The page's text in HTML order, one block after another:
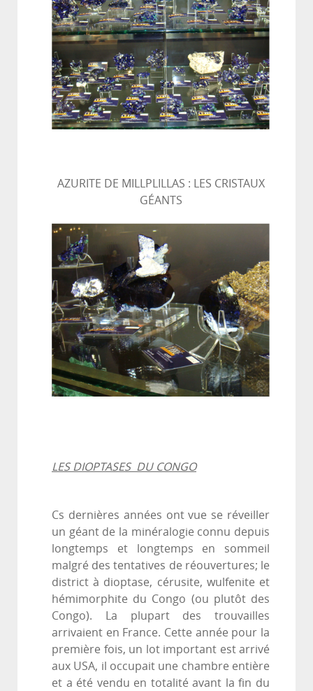
AZURITE DE MILLPLILLAS : LES CRISTAUX
GÉANTS
LES DIOPTASES DU CONGO
Cs dernières années ont vue se réveiller
un géant de la minéralogie connu depuis
longtemps et longtemps en sommeil
malgré des tentatives de réouvertures; le
district à dioptase, cérusite, wulfenite et
hémimorphite du Congo (ou plutôt des
Congo). La plupart des trouvailles
arrivaient en France. Cette année pour la
première fois, un lot important est arrivé
aux USA, il occupait une chambre entière
et a été vendu en totalité avant la fin du